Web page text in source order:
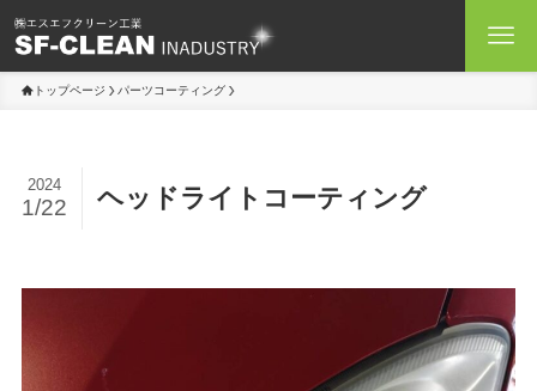
トップページ パーツコーティング
ヘッドライトコーティング
2024
1/22